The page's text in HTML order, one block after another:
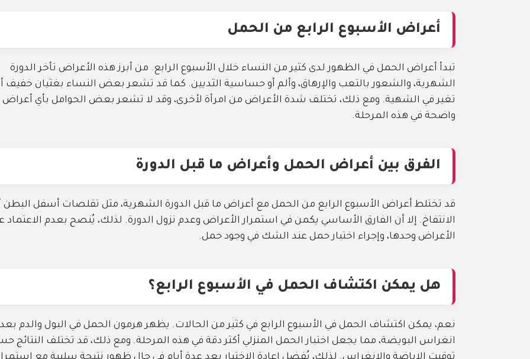
أعراض الأسبوع الرابع من الحمل
تبدأ أعراض الحمل في الظهور لدى كثير من النساء خلال الأسبوع الرابع. من أبرز هذه الأعراض تأخر الدورة
الشهرية، والشعور بالتعب والإرهاق، وألم أو حساسية الثديين. كما قد تشعر بعض النساء بغثيان خفيف
تغير في الشهية. ومع ذلك، تختلف شدة الأعراض من امرأة لأخرى، وقد لا تشعر بعض الحوامل بأي أعراض
واضحة في هذه المرحلة.
الفرق بين أعراض الحمل وأعراض ما قبل الدورة
قد تختلط أعراض الأسبوع الرابع من الحمل مع أعراض ما قبل الدورة الشهرية، مثل تقلصات أسفل البطن
الانتفاخ. إلا أن الفارق الأساسي يكمن في استمرار الأعراض وعدم نزول الدورة. لذلك، يُنصح بعدم الاعتماد
الأعراض وحدها، وإجراء اختبار حمل عند الشك في وجود حمل.
هل يمكن اكتشاف الحمل في الأسبوع الرابع؟
نعم، يمكن اكتشاف الحمل في الأسبوع الرابع في كثير من الحالات. يظهر هرمون الحمل في البول والدم بعد
انغراس البويضة، مما يجعل اختبار الحمل المنزلي أكثر دقة في هذه المرحلة. ومع ذلك، قد تختلف النتائج